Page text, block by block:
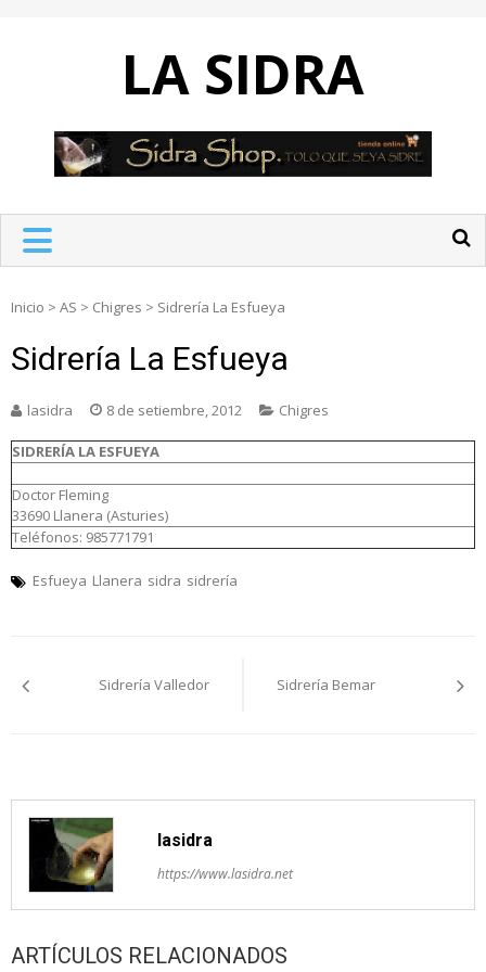
LA SIDRA
Inicio > AS > Chigres > Sidrería La Esfueya
Sidrería La Esfueya
lasidra 8 de setiembre, 2012 Chigres
SIDRERÍA LA ESFUEYA
Doctor Fleming
33690 Llanera (Asturies)
Teléfonos: 985771791
Esfueya Llanera sidra sidrería
pelosSidrería Valledor Sidrería Bemar
lasidra
https://www.lasidra.net
ARTÍCULOS RELACIONADOS